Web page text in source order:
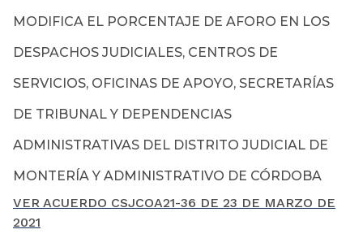
MODIFICA EL PORCENTAJE DE AFORO EN LOS
DESPACHOS JUDICIALES, CENTROS DE
SERVICIOS, OFICINAS DE APOYO, SECRETARÍAS
DE TRIBUNAL Y DEPENDENCIAS
ADMINISTRATIVAS DEL DISTRITO JUDICIAL DE
MONTERÍA Y ADMINISTRATIVO DE CÓRDOBA
VER ACUERDO CSJCOA21-36 DE 23 DE MARZO DE
2021